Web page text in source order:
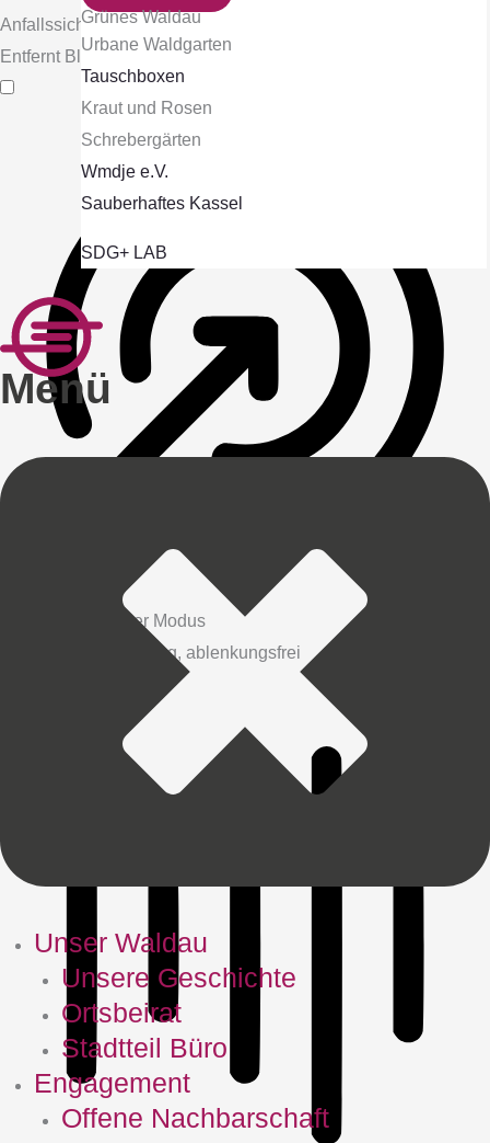
Grünes Waldau
Urbane Waldgarten
Tauschboxen
Kraut und Rosen
Schrebergärten
Wmdje e.V.
Sauberhaftes Kassel
SDG+ LAB
Menü
Unser Waldau
Unsere Geschichte
Ortsbeirat
Stadtteil Büro
Engagement
Offene Nachbarschaft
Anfallssicheres Profil
Entfernt Blitze und reduziert Farben
ADHD-freundlicher Modus
Fokussiertes Browsing, ablenkungsfrei